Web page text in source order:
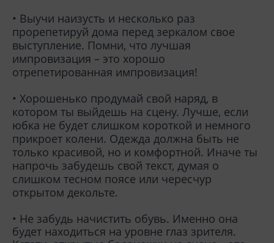
• Выучи наизусть и несколько раз
прорепетируй дома перед зеркалом свое
выступление. Помни, что лучшая
импровизация – это хорошо
отрепетированная импровизация!
• Хорошенько продумай свой наряд, в
котором ты выйдешь на сцену. Лучше, если
юбка не будет слишком короткой и немного
прикроет колени. Одежда должна быть не
только красивой, но и комфортной. Иначе ты
напрочь забудешь свой текст, думая о
слишком тесном поясе или чересчур
открытом декольте.
• Не забудь начистить обувь. Именно она
будет находиться на уровне глаз зрителя.